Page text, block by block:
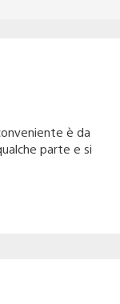
è da
parte e si